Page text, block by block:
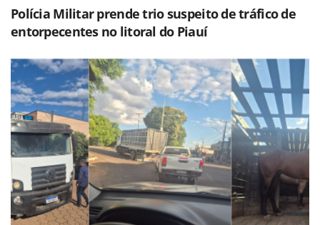
Polícia Militar prende trio suspeito de tráfico de
entorpecentes no litoral do Piauí